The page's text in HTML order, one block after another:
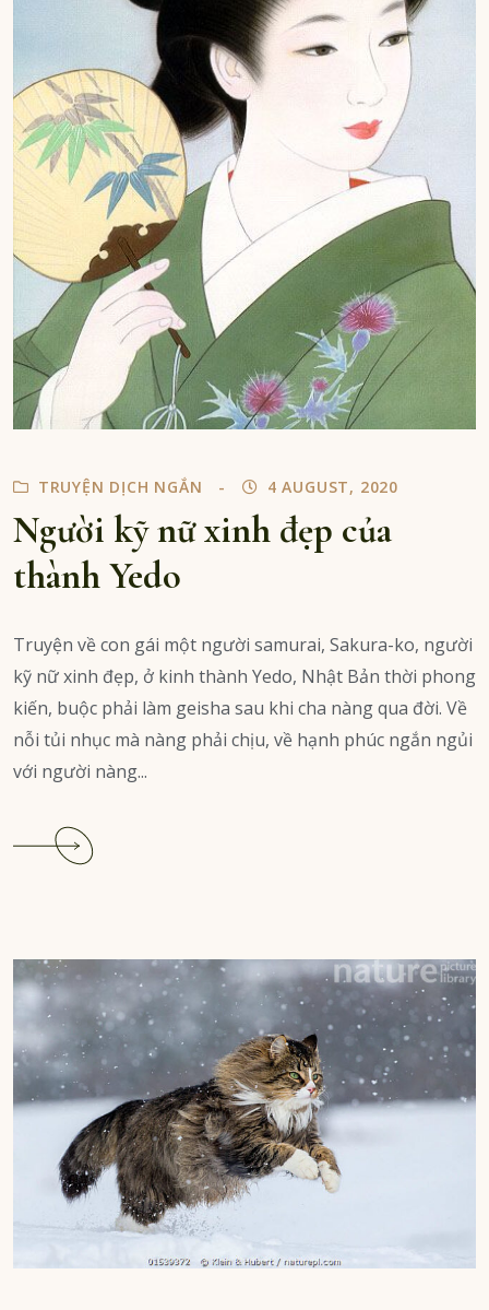
TRUYỆN DỊCH NGẮN 4 AUGUST, 2020
Người kỹ nữ xinh đẹp của
thành Yedo
Truyện về con gái một người samurai, Sakura-ko, người
kỹ nữ xinh đẹp, ở kinh thành Yedo, Nhật Bản thời phong
kiến, buộc phải làm geisha sau khi cha nàng qua đời. Về
nỗi tủi nhục mà nàng phải chịu, về hạnh phúc ngắn ngủi
với người nàng...
xinh
của
thành
Yedo